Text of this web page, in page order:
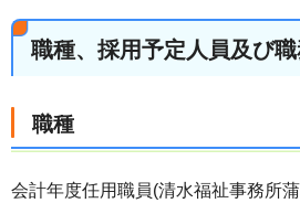
職種、採用予定人員及び
職種
会計年度任用職員(清水福祉事務所